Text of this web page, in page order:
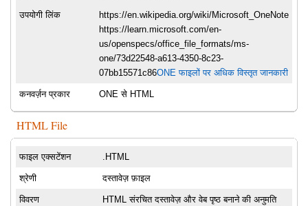
उपयोगी लिंक
https://en.wikipedia.org/wiki/Microsoft_OneNote
https://learn.microsoft.com/en-
us/openspecs/office_file_formats/ms-
one/73d22548-a613-4350-8c23-
07bb15571c86ONE फाइलों पर अधिक विस्तृत जानकारी
कनवर्ज़न प्रकार ONE से HTML
HTML File
फाइल एक्सटेंशन .HTML
श्रेणी दस्तावेज़ फ़ाइल
विवरण
HTML संरचित दस्तावेज़ और वेब पृष्ठ बनाने की अनुमति